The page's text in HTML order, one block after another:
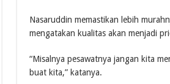
Nasaruddin memastikan lebih
mengatakan kualitas akan menjadi
“Misalnya pesawatnya jangan kita
buat kita,” katanya.